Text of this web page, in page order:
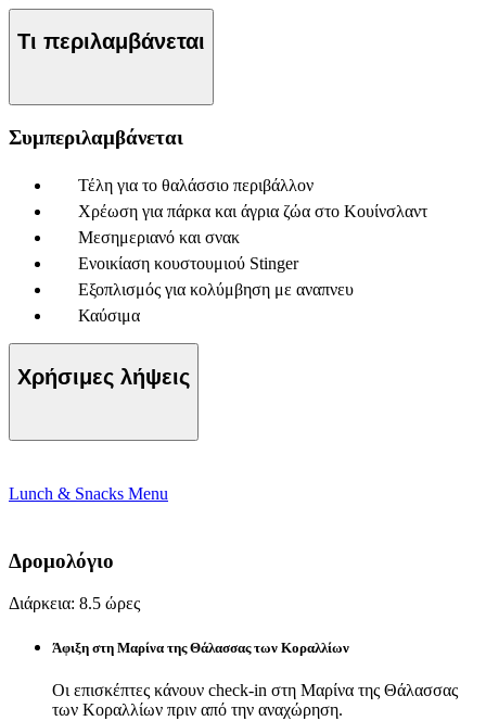
Τι περιλαμβάνεται
Συμπεριλαμβάνεται
Τέλη για το θαλάσσιο περιβάλλον
Χρέωση για πάρκα και άγρια ζώα στο Κουίνσλαντ
Μεσημεριανό και σνακ
Ενοικίαση κουστουμιού Stinger
Εξοπλισμός για κολύμβηση με αναπνευ
Καύσιμα
Χρήσιμες λήψεις
Lunch & Snacks Menu
Δρομολόγιο
Διάρκεια: 8.5 ώρες
Άφιξη στη Μαρίνα της Θάλασσας των Κοραλλίων
Οι επισκέπτες κάνουν check-in στη Μαρίνα της Θάλασσας
των Κοραλλίων πριν από την αναχώρηση.